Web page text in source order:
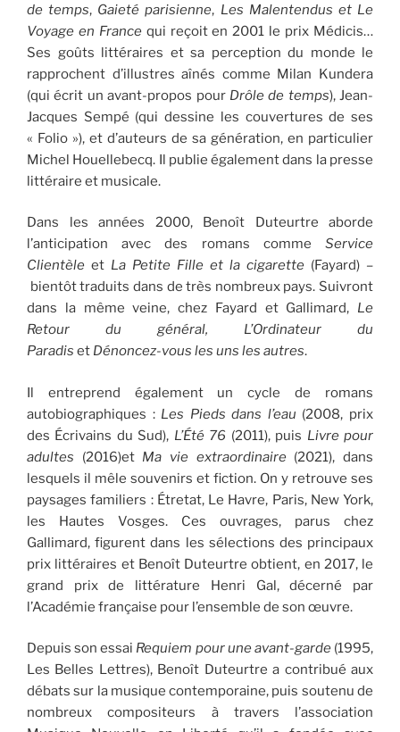
de temps, Gaieté parisienne, Les Malentendus et Le
Voyage en France qui reçoit en 2001 le prix Médicis…
Ses goûts littéraires et sa perception du monde le
rapprochent d’illustres aînés comme Milan Kundera
(qui écrit un avant-propos pour Drôle de temps), Jean-
Jacques Sempé (qui dessine les couvertures de ses
« Folio »), et d’auteurs de sa génération, en particulier
Michel Houellebecq. Il publie également dans la presse
littéraire et musicale.
Dans les années 2000, Benoît Duteurtre aborde
l’anticipation avec des romans comme Service
Clientèle et La Petite Fille et la cigarette (Fayard) –
bientôt traduits dans de très nombreux pays. Suivront
dans la même veine, chez Fayard et Gallimard, Le
Retour du général,
L’Ordinateur du
Paradis et Dénoncez-vous les uns les autres.
Il entreprend également un cycle de romans
autobiographiques : Les Pieds dans l’eau (2008, prix
des Écrivains du Sud), L’Été 76 (2011), puis Livre pour
adultes (2016)etMa vie extraordinaire (2021), dans
lesquels il mêle souvenirs et fiction. On y retrouve ses
paysages familiers : Étretat, Le Havre, Paris, New York,
les Hautes Vosges. Ces ouvrages, parus chez
Gallimard, figurent dans les sélections des principaux
prix littéraires et Benoît Duteurtre obtient, en 2017, le
grand prix de littérature Henri Gal, décerné par
l’Académie française pour l’ensemble de son œuvre.
Depuis son essai Requiem pour une avant-garde (1995,
Les Belles Lettres), Benoît Duteurtre a contribué aux
débats sur la musique contemporaine, puis soutenu de
nombreux compositeurs à travers l’association